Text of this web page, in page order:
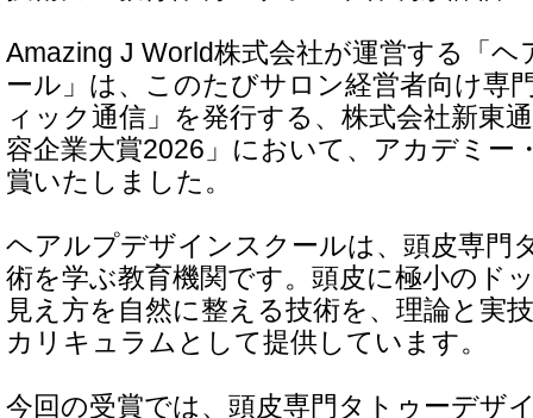
Amazing J World株式会社が運営する「
ール」は、このたびサロン経営者向け専
ィック通信」を発行する、株式会社新東
容企業大賞2026」において、アカデミー
賞いたしました。
ヘアルプデザインスクールは、頭皮専門
術を学ぶ教育機関です。頭皮に極小のド
見え方を自然に整える技術を、理論と実
カリキュラムとして提供しています。
今回の受賞では、頭皮専門タトゥーデザ